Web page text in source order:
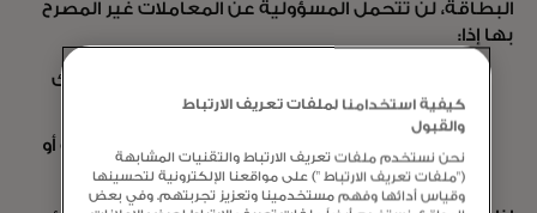
البطاقة، لن تتحمل المسؤولية عن المعاملات غير المصرح
بها إذا:
لقد استخدمت عناية معقولة في حماية بطاقتك
من الفقدان أو السرقة؛ و
أبلغت مؤسستك المالية على الفور عن أي خسارة أو
سرقة.
كيفية استخدامنا لملفات تعريف الارتباط
والقبول
نحن نستخدم ملفات تعريف الارتباط والتقنيات المشابهة
("ملفات تعريف الارتباط ") على مواقعنا الإلكترونية لتحسينها
وقياس أدائها وفهم مستخدمينا وتعزيز تجربتهم. وفي بعض